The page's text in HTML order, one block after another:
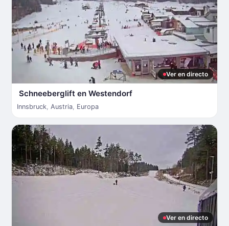
Ver en directo
Schneeberglift en Westendorf
Innsbruck, Austria, Europa
Ver en directo